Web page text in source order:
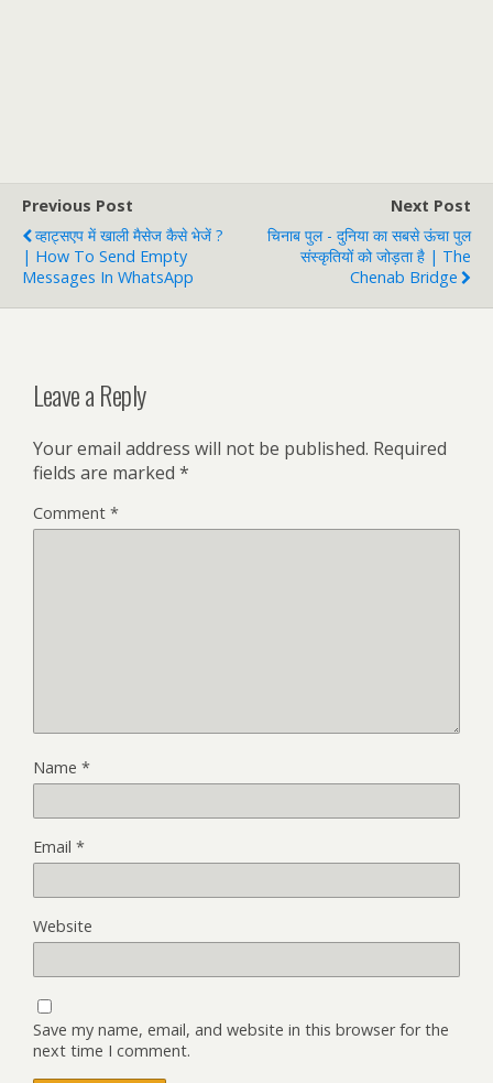
Previous Post
व्हाट्सएप में खाली मैसेज कैसे भेजें ?
| How To Send Empty
Messages In WhatsApp
Next Post
चिनाब पुल - दुनिया का सबसे ऊंचा पुल
संस्कृतियों को जोड़ता है | The
Chenab Bridge
Leave a Reply
Your email address will not be published. Required
fields are marked *
Comment *
Name *
Email *
Website
Save my name, email, and website in this browser for the
next time I comment.